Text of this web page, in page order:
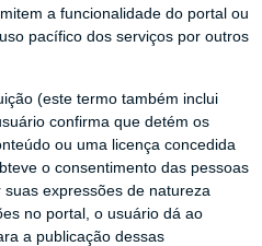
a funcionalidade do portal ou
pacífico dos serviços por outros
(este termo também inclui
confirma que detém os
ou uma licença concedida
o consentimento das pessoas
expressões de natureza
no portal, o usuário dá ao
a publicação dessas